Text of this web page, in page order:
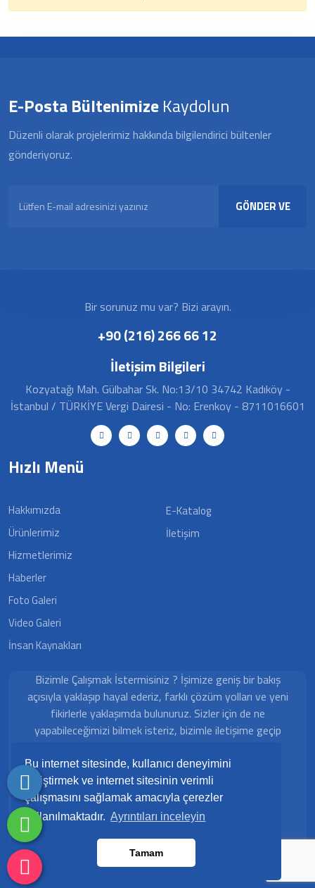
Bu internet sitesinde, kullanıcı deneyimini
geliştirmek ve internet sitesinin verimli
çalışmasını sağlamak amacıyla çerezler
kullanılmaktadır. Ayrıntıları inceleyin
Tamam
E-Posta BültenimizeKaydolun
Düzenli olarak projelerimiz hakkında bilgilendirici bültenler
gönderiyoruz.
GÖNDER VE
Bir sorunuz mu var? Bizi arayın.
+90 (216) 266 66 12
İletişim Bilgileri
Kozyatağı Mah. Gülbahar Sk. No:13/10 34742 Kadıköy -
İstanbul / TÜRKİYE Vergi Dairesi - No: Erenkoy - 8711016601
Hızlı Menü
Hakkımızda
Ürünlerimiz
Hizmetlerimiz
Haberler
Foto Galeri
Video Galeri
İnsan Kaynakları
E-Katalog
İletişim
Bizimle Çalışmak İstermisiniz ? İşimize geniş bir bakış
açısıyla yaklaşıp hayal ederiz, farklı çözüm yolları ve yeni
fikirlerle yaklaşımda bulunuruz. Sizler için de ne
yapabileceğimizi bilmek isteriz, bizimle iletişime geçip
Çalışma Saatleri
Pazartesi - Cuma 09:00 - 18:00